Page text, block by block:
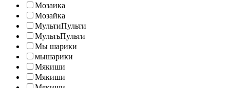
Мозаика
Мозайка
МультиПульти
МультьПульти
Мы шарики
мышарики
Мякиши
Мякиши